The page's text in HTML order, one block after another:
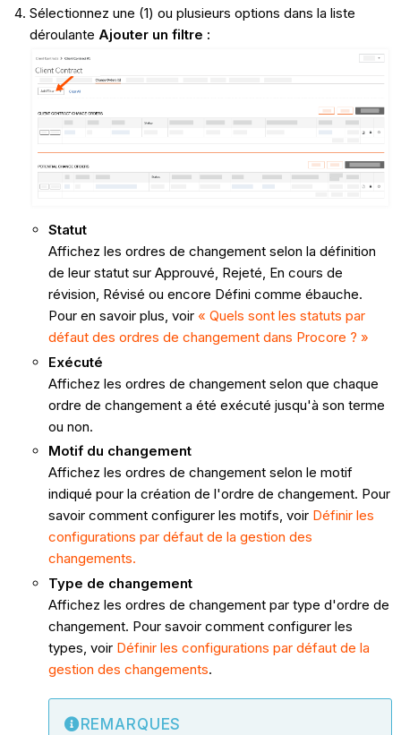
Sélectionnez une (1) ou plusieurs options dans la liste
déroulante Ajouter un filtre :
Statut
Affichez les ordres de changement selon la définition
de leur statut sur Approuvé, Rejeté, En cours de
révision, Révisé ou encore Défini comme ébauche.
Pour en savoir plus, voir « Quels sont les statuts par
défaut des ordres de changement dans Procore ? »
Exécuté
Affichez les ordres de changement selon que chaque
ordre de changement a été exécuté jusqu'à son terme
ou non.
Motif du changement
Affichez les ordres de changement selon le motif
indiqué pour la création de l'ordre de changement. Pour
savoir comment configurer les motifs, voir Définir les
configurations par défaut de la gestion des
changements.
Type de changement
Affichez les ordres de changement par type d'ordre de
changement. Pour savoir comment configurer les
types, voir Définir les configurations par défaut de la
gestion des changements.
REMARQUES